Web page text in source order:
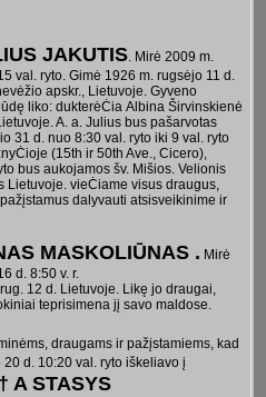
JAKUTIS. Mirė 2009 m.
val. ryto. Gimė 1926 m. rugsėjo 11 d.
apskr., Lietuvoje. Gyveno
liko: dukterėĊia Albina Širvinskienė
A. a. Julius bus pašarvotas
31 d. nuo 8:30 val. ryto iki 9 val. ryto
(15th ir 50th Ave., Cicero),
bus aukojamos šv. Mišios. Velionis
Lietuvoje. vieĊiame visus draugus,
dalyvauti atsisveikinime ir
MASKOLIŪNAS . Mirė
d. 8:50 v. r.
12 d. Lietuvoje. Likę jo draugai,
teprisimena jį savo maldose.
draugams ir pažįstamiems, kad
d. 10:20 val. ryto iškeliavo į
A STASYS